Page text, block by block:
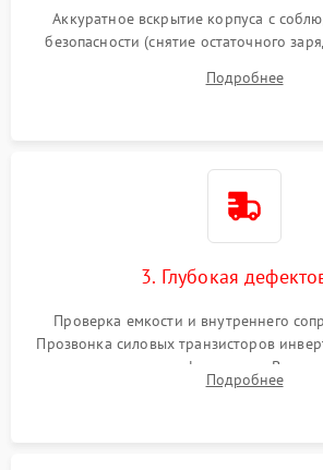
Аккуратное вскрытие корпуса с
безопасности (снятие остаточного
и кистей для предотвращения
Подробнее
3. Глубокая
Проверка емкости и внутреннего
Прозвонка силовых транзисторов
переключения и трансформатора.
конденсаторов и прогаров на
Подробнее